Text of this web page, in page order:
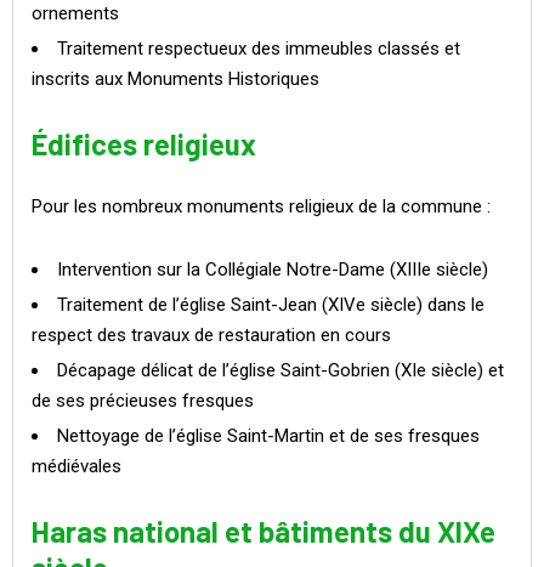
ornements
Traitement respectueux des immeubles classés et
inscrits aux Monuments Historiques
Édifices religieux
Pour les nombreux monuments religieux de la commune :
Intervention sur la Collégiale Notre-Dame (XIIIe siècle)
Traitement de l’église Saint-Jean (XIVe siècle) dans le
respect des travaux de restauration en cours
Décapage délicat de l’église Saint-Gobrien (XIe siècle) et
de ses précieuses fresques
Nettoyage de l’église Saint-Martin et de ses fresques
médiévales
Haras national et bâtiments du XIXe